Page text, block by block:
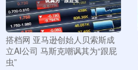
搭档网 亚马逊创始人贝索斯成
立AI公司 马斯克嘲讽其为“跟屁
虫”